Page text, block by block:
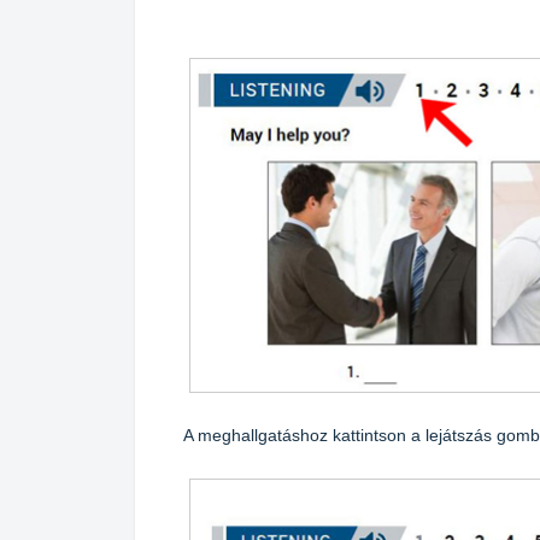
A meghallgatáshoz kattintson a lejátszás